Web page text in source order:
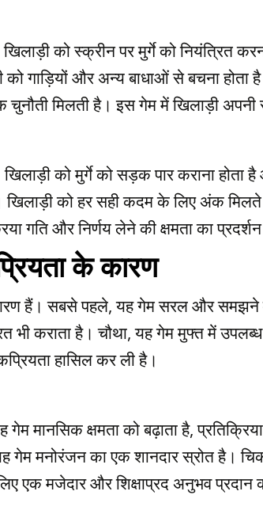
को स्क्रीन पर मुर्गे को नियंत्रित
को गाड़ियों और अन्य बाधाओं से बचना
चुनौती मिलती है। इस गेम में खिलाड़ी
को मुर्गे को सड़क पार कराना होता
खिलाड़ी को हर सही कदम के लिए अंक
गति और निर्णय लेने की क्षमता का
के कारण
हैं। सबसे पहले, यह गेम सरल और समझने
कराता है। चौथा, यह गेम मुफ्त में
हासिल कर ली है।
मानसिक क्षमता को बढ़ाता है,
गेम मनोरंजन का एक शानदार स्रोत है।
एक मजेदार और शिक्षाप्रद अनुभव प्रदान